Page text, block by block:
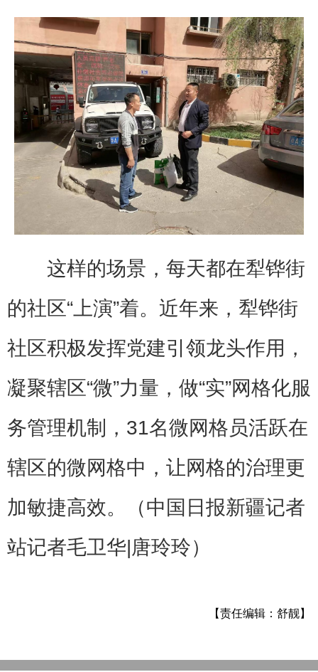
这样的场景，每天都在犁铧街
的社区“上演”着。近年来，犁铧街
社区积极发挥党建引领龙头作用，
凝聚辖区“微”力量，做“实”网格化服
务管理机制，31名微网格员活跃在
辖区的微网格中，让网格的治理更
加敏捷高效。（中国日报新疆记者
站记者毛卫华|唐玲玲）
【责任编辑：舒靓】